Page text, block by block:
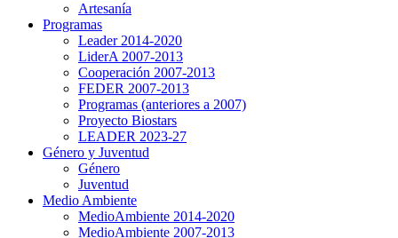
Artesanía
Programas
Leader 2014-2020
LiderA 2007-2013
Cooperación 2007-2013
FEDER 2007-2013
Programas (anteriores a 2007)
Proyecto Biostars
LEADER 2023-27
Género y Juventud
Género
Juventud
Medio Ambiente
MedioAmbiente 2014-2020
MedioAmbiente 2007-2013